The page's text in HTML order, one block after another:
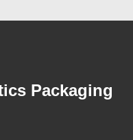
Packaging